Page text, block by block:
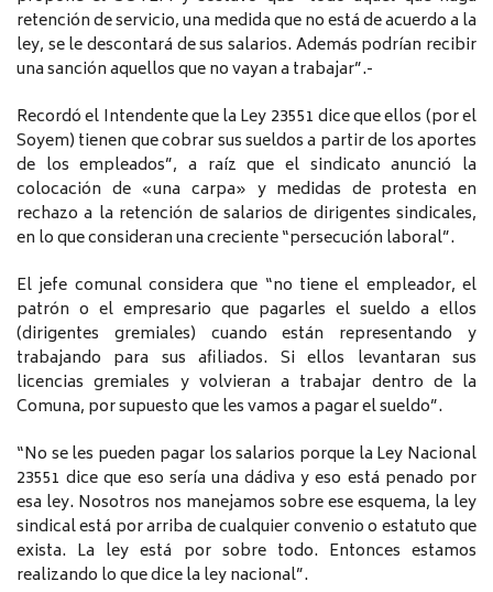
retención de servicio, una medida que no está de acuerdo a la
ley, se le descontará de sus salarios. Además podrían recibir
una sanción aquellos que no vayan a trabajar”.-
Recordó el Intendente que la Ley 23551 dice que ellos (por el
Soyem) tienen que cobrar sus sueldos a partir de los aportes
de los empleados”, a raíz que el sindicato anunció la
colocación de «una carpa» y medidas de protesta en
rechazo a la retención de salarios de dirigentes sindicales,
en lo que consideran una creciente “persecución laboral”.
El jefe comunal considera que “no tiene el empleador, el
patrón o el empresario que pagarles el sueldo a ellos
(dirigentes gremiales) cuando están representando y
trabajando para sus afiliados. Si ellos levantaran sus
licencias gremiales y volvieran a trabajar dentro de la
Comuna, por supuesto que les vamos a pagar el sueldo”.
“No se les pueden pagar los salarios porque la Ley Nacional
23551 dice que eso sería una dádiva y eso está penado por
esa ley. Nosotros nos manejamos sobre ese esquema, la ley
sindical está por arriba de cualquier convenio o estatuto que
exista. La ley está por sobre todo. Entonces estamos
realizando lo que dice la ley nacional”.